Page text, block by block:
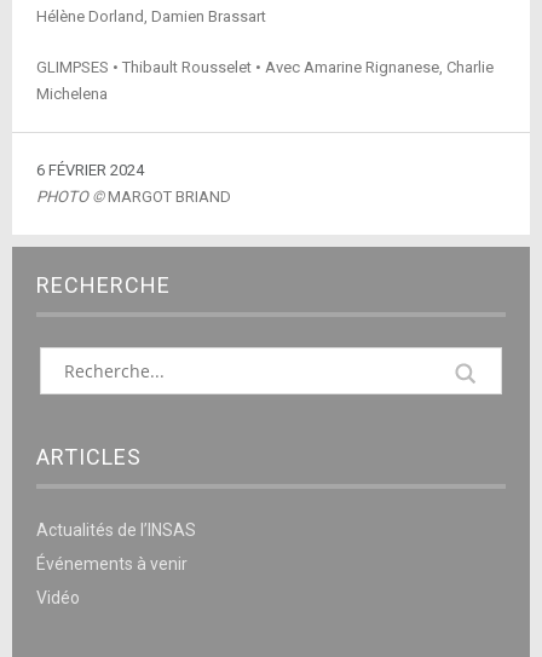
Hélène Dorland, Damien Brassart
GLIMPSES • Thibault Rousselet • Avec Amarine Rignanese, Charlie
Michelena
6 FÉVRIER 2024
PHOTO ©MARGOT BRIAND
RECHERCHE
ARTICLES
Actualités de l’INSAS
Événements à venir
Vidéo